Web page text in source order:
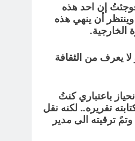
فوجئتُ إن احد هذه
أن ينهي هذه
الخارجية.
لا يعرف من الثقافة
باعتباري كنتُ
تقريره.. لكنه نقل
ترقيته الى مدير